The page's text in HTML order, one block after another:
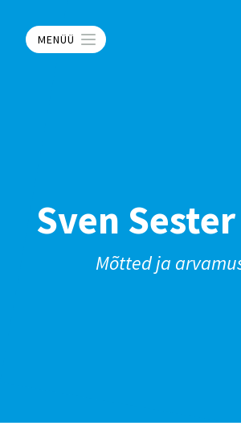
MENÜÜ
Sven Sester
Mõtted ja